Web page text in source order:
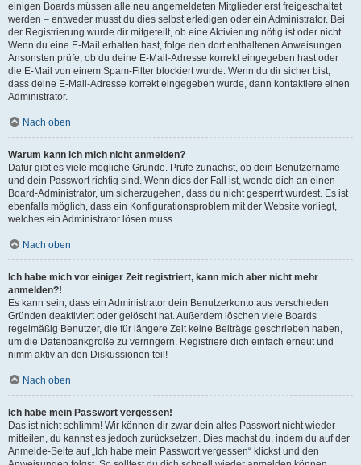
einigen Boards müssen alle neu angemeldeten Mitglieder erst freigeschaltet
werden – entweder musst du dies selbst erledigen oder ein Administrator. Bei
der Registrierung wurde dir mitgeteilt, ob eine Aktivierung nötig ist oder nicht.
Wenn du eine E-Mail erhalten hast, folge den dort enthaltenen Anweisungen.
Ansonsten prüfe, ob du deine E-Mail-Adresse korrekt eingegeben hast oder
die E-Mail von einem Spam-Filter blockiert wurde. Wenn du dir sicher bist,
dass deine E-Mail-Adresse korrekt eingegeben wurde, dann kontaktiere einen
Administrator.
Nach oben
Warum kann ich mich nicht anmelden?
Dafür gibt es viele mögliche Gründe. Prüfe zunächst, ob dein Benutzername
und dein Passwort richtig sind. Wenn dies der Fall ist, wende dich an einen
Board-Administrator, um sicherzugehen, dass du nicht gesperrt wurdest. Es ist
ebenfalls möglich, dass ein Konfigurationsproblem mit der Website vorliegt,
welches ein Administrator lösen muss.
Nach oben
Ich habe mich vor einiger Zeit registriert, kann mich aber nicht mehr
anmelden?!
Es kann sein, dass ein Administrator dein Benutzerkonto aus verschieden
Gründen deaktiviert oder gelöscht hat. Außerdem löschen viele Boards
regelmäßig Benutzer, die für längere Zeit keine Beiträge geschrieben haben,
um die Datenbankgröße zu verringern. Registriere dich einfach erneut und
nimm aktiv an den Diskussionen teil!
Nach oben
Ich habe mein Passwort vergessen!
Das ist nicht schlimm! Wir können dir zwar dein altes Passwort nicht wieder
mitteilen, du kannst es jedoch zurücksetzen. Dies machst du, indem du auf der
Anmelde-Seite auf „Ich habe mein Passwort vergessen“ klickst und den